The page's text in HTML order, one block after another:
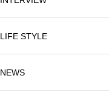
LIFE STYLE
NEWS